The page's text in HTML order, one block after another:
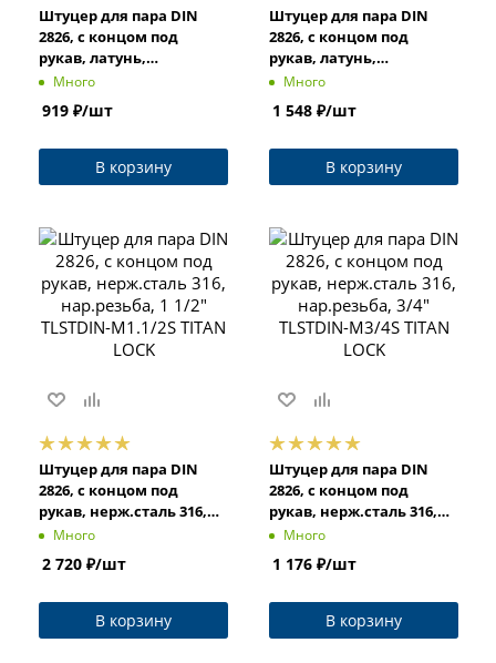
Штуцер для пара DIN
2826, с концом под
рукав, латунь,
нар.резьба, 3/4" TLSTDIN-
M3/4 TITAN LOCK
Много
919 ₽/шт
В корзину
Штуцер для пара DIN
2826, с концом под
рукав, латунь,
вн.резьба, 1" TLSTDIN-F1
TITAN LOCK
Много
1 548 ₽/шт
В корзину
Штуцер для пара DIN
2826, с концом под
рукав, нерж.сталь 316,
нар.резьба, 1 1/2"
TLSTDIN-M1.1/2S TITAN
LOCK
Много
2 720 ₽/шт
В корзину
Штуцер для пара DIN
2826, с концом под
рукав, нерж.сталь 316,
нар.резьба, 3/4" TLSTDIN-
M3/4S TITAN LOCK
Много
1 176 ₽/шт
В корзину